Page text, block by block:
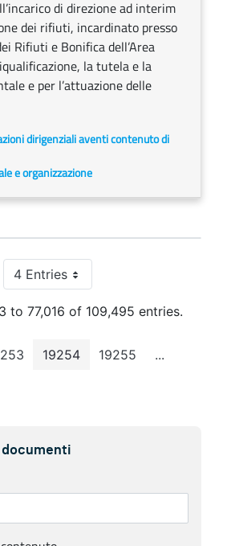
di direzione ad interim
dei rifiuti, incardinato presso
Rifiuti e Bonifica dell’Area
la tutela e la
e per l’attuazione delle
dirigenziali aventi contenuto di
e organizzazione
4 EntriesPer Page
to 77,016 of 109,495 entries.
Pages
Page Page
19254 Page
19255 ...